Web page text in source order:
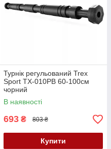
Турнік регульований Trex
Sport TX-010PB 60-100см
чорний
В наявності
693 ₴ 803 ₴
Купити